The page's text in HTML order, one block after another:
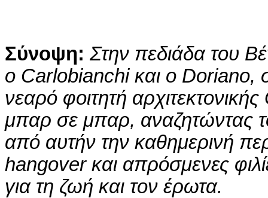
Σύνοψη: Στην πεδιάδα του
ο Carlobianchi και ο Doriano,
νεαρό φοιτητή
μπαρ σε μπαρ, αναζητώντας
από αυτήν την καθημερινή
hangover και απρόσμενες
για τη ζωή και τον έρωτα.